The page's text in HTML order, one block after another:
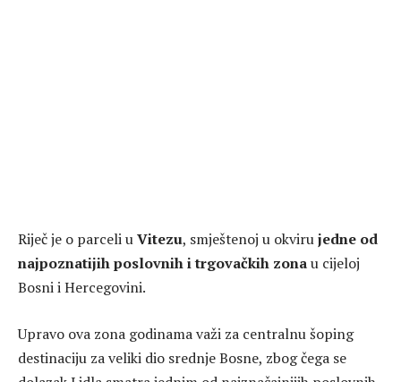
Riječ je o parceli uVitezu, smještenoj u okvirujedne od
najpoznatijih poslovnih i trgovačkih zonau cijeloj
Bosni i Hercegovini.
Upravo ova zona godinama važi za centralnu šoping
destinaciju za veliki dio srednje Bosne, zbog čega se